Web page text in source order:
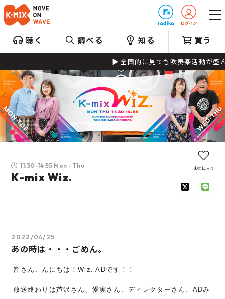
聴く 調べる 知る 買う
全国的に見ても吹奏楽活動が盛んな静岡県。
11:30-14:55 Mon - Thu
K-mix Wiz.
お気に入り
2022/04/25
あの時は・・・ごめん。
皆さんこんにちは！Wiz. ADです！！
放送終わりは芦沢さん、愛実さん、ディレクターさん、ADみ